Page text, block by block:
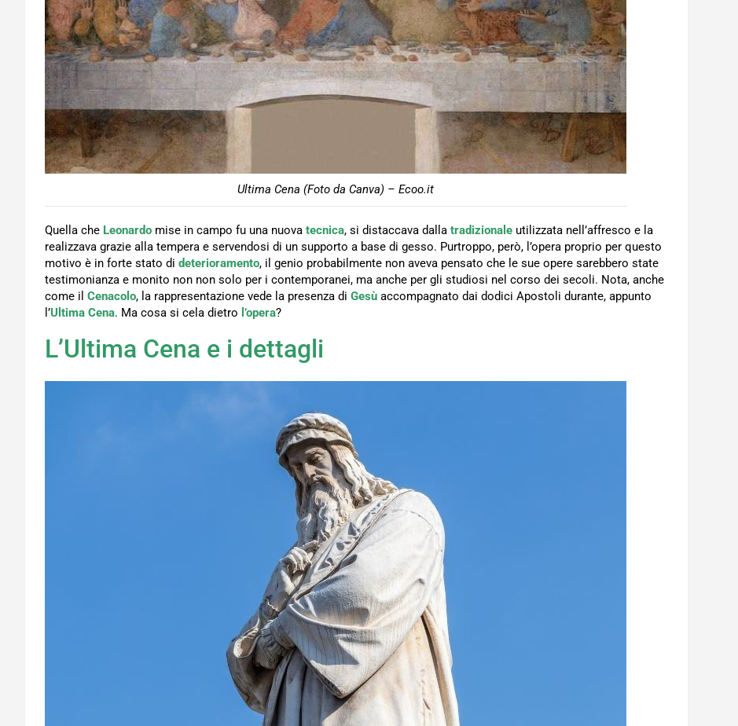
Ultima Cena (Foto da Canva) – Ecoo.it
Quella che Leonardo mise in campo fu una nuova tecnica, si distaccava dalla tradizionale utilizzata nell’affresco e la
realizzava grazie alla tempera e servendosi di un supporto a base di gesso. Purtroppo, però, l’opera proprio per questo
motivo è in forte stato di deterioramento, il genio probabilmente non aveva pensato che le sue opere sarebbero state
testimonianza e monito non non solo per i contemporanei, ma anche per gli studiosi nel corso dei secoli. Nota, anche
come il Cenacolo, la rappresentazione vede la presenza di Gesù accompagnato dai dodici Apostoli durante, appunto
l’Ultima Cena. Ma cosa si cela dietro l’opera?
L’Ultima Cena e i dettagli